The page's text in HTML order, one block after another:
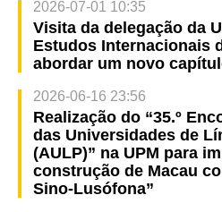
2026-07-01 10:35
Visita da delegação da
Estudos Internacionais
abordar um novo
2026-06-16 23:56
Realização do “35.º
das Universidades de
(AULP)” na UPM para
construção de Macau
Sino-Lusófona”